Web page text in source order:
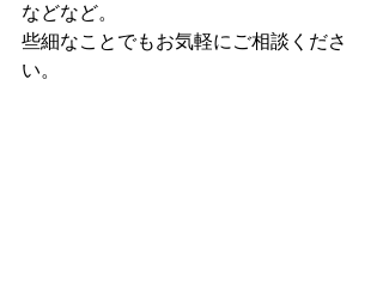
などなど。
些細なことでもお気軽にご相談くださ
い。